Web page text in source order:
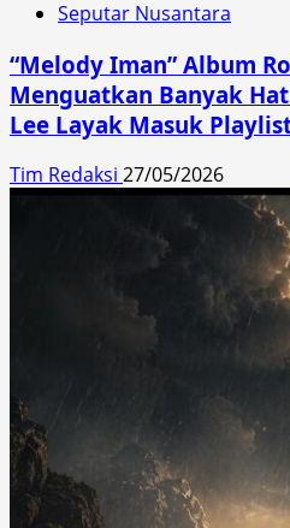
Seputar Nusantara
“Melody Iman” Album
Menguatkan Banyak
Lee Layak Masuk
Tim Redaksi 27/05/2026